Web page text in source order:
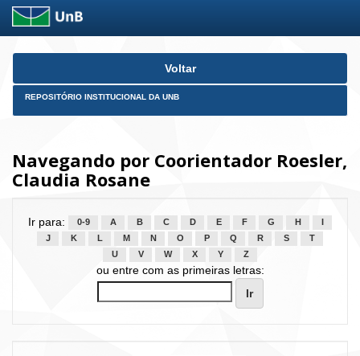
Skip
Voltar
REPOSITÓRIO INSTITUCIONAL DA UNB
Navegando por Coorientador Roesler,
Claudia Rosane
Ir para: 0-9 A B C D E F G H
J
K L M N O P Q R S
T
U
V W X Y Z
ou entre com as primeiras letras: